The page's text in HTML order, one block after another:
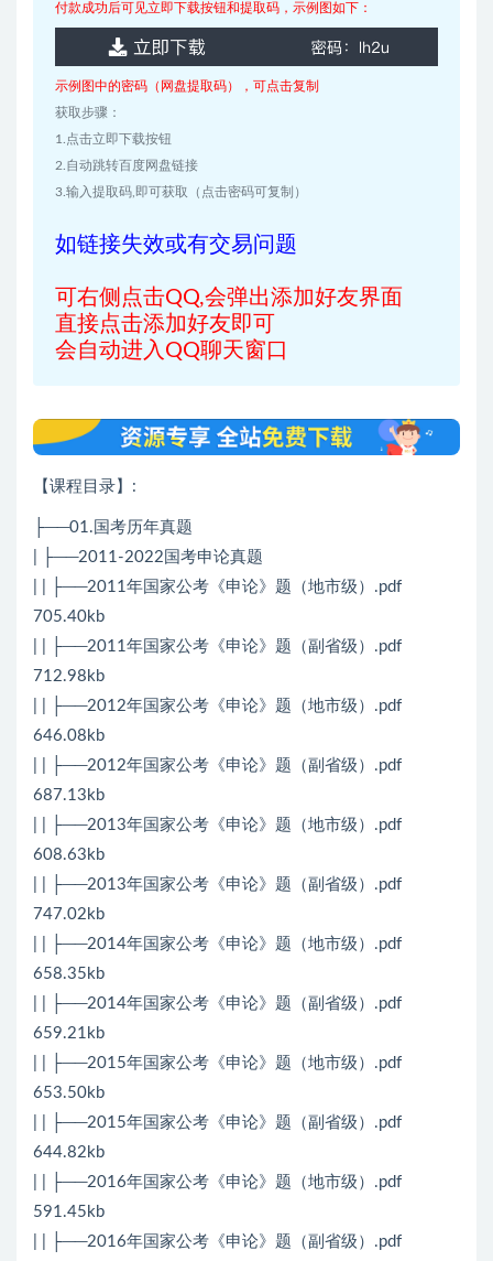
付款成功后可见立即下载按钮和提取码，示例图如下：
示例图中的密码（网盘提取码），可点击复制
获取步骤：
1.点击立即下载按钮
2.自动跳转百度网盘链接
3.输入提取码,即可获取（点击密码可复制）
如链接失效或有交易问题
可右侧点击QQ,会弹出添加好友界面
直接点击添加好友即可
会自动进入QQ聊天窗口
【课程目录】 :
├──01.国考历年真题
| ├──2011-2022国考申论真题
| | ├──2011年国家公考《申论》题（地市级）.pdf
705.40kb
| | ├──2011年国家公考《申论》题（副省级）.pdf
712.98kb
| | ├──2012年国家公考《申论》题（地市级）.pdf
646.08kb
| | ├──2012年国家公考《申论》题（副省级）.pdf
687.13kb
| | ├──2013年国家公考《申论》题（地市级）.pdf
608.63kb
| | ├──2013年国家公考《申论》题（副省级）.pdf
747.02kb
| | ├──2014年国家公考《申论》题（地市级）.pdf
658.35kb
| | ├──2014年国家公考《申论》题（副省级）.pdf
659.21kb
| | ├──2015年国家公考《申论》题（地市级）.pdf
653.50kb
| | ├──2015年国家公考《申论》题（副省级）.pdf
644.82kb
| | ├──2016年国家公考《申论》题（地市级）.pdf
591.45kb
| | ├──2016年国家公考《申论》题（副省级）.pdf